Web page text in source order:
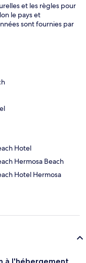
et les règles pour
le pays et
sont fournies par
Hotel
Hermosa Beach
Hotel Hermosa